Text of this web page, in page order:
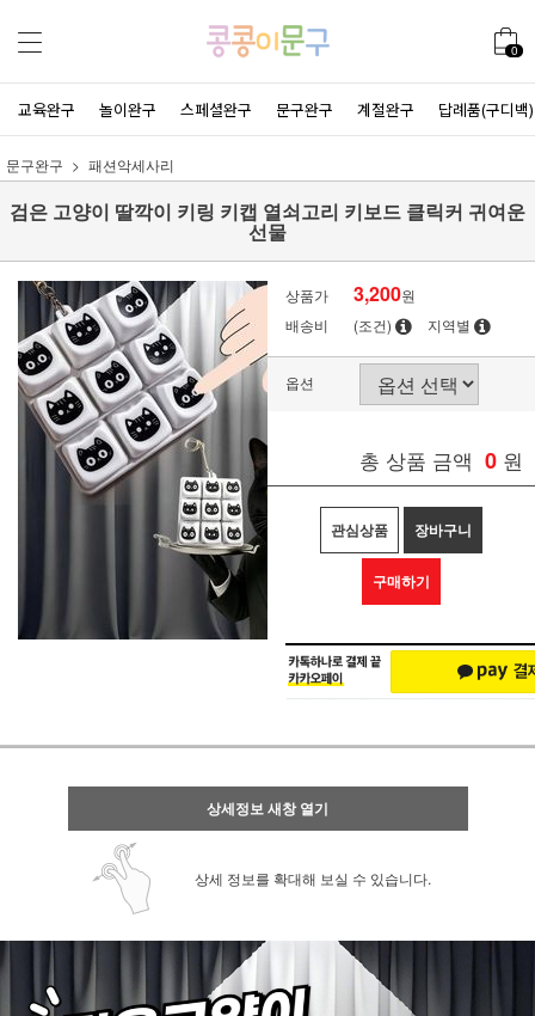
0
교육완구 놀이완구 스페셜완구 문구완구 계절완구 답례품(구디백)
문구완구 패션악세사리
검은 고양이 딸깍이 키링 키캡 열쇠고리 키보드 클릭커 귀여운
선물
상품가 3,200원
배송비
(조건) 지역별
옵션
총 상품 금액 0 원
관심상품 장바구니
구매하기
상세정보 새창 열기
상세 정보를 확대해 보실 수 있습니다.